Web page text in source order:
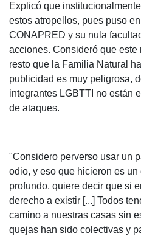
Explicó que
estos atropellos, pues puso
CONAPRED y su nula
acciones. Consideró que este
resto que la Familia Natural
publicidad es muy peligrosa,
integrantes LGBTTI no están
de ataques.
"Considero perverso usar un
odio, y eso que hicieron es
profundo, quiere decir que si
derecho a existir [...] Todos
camino a nuestras casas sin
quejas han sido colectivas y